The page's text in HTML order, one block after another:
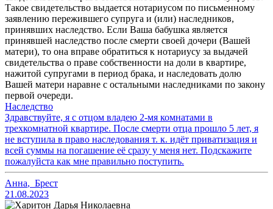
Такое свидетельство выдается нотариусом по письменному
заявлению пережившего супруга и (или) наследников,
принявших наследство. Если Ваша бабушка является
принявшей наследство после смерти своей дочери (Вашей
матери), то она вправе обратиться к нотариусу за выдачей
свидетельства о праве собственности на доли в квартире,
нажитой супругами в период брака, и наследовать долю
Вашей матери наравне с остальными наследниками по закону
первой очереди.
Наследство
Здравствуйте, я с отцом владею 2-мя комнатами в
трехкомнатной квартире. После смерти отца прошло 5 лет, я
не вступила в право наследования т. к. идёт приватизация и
всей суммы на погашение её сразу у меня нет. Подскажите
пожалуйста как мне правильно поступить.
Анна, Брест
21.08.2023